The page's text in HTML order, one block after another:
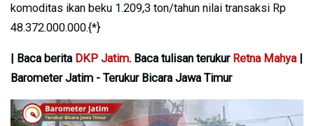
komoditas ikan beku 1.209,3 ton/tahun nilai transaksi Rp
48.372.000.000.{*}
| Baca berita DKP Jatim. Baca tulisan terukur Retna Mahya |
Barometer Jatim - Terukur Bicara Jawa Timur